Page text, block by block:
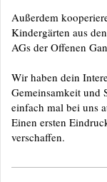
Außerdem
Kindergärten aus
AGs der Offenen
Wir haben dein
Gemeinsamkeit und
einfach mal bei uns
Einen ersten
verschaffen.